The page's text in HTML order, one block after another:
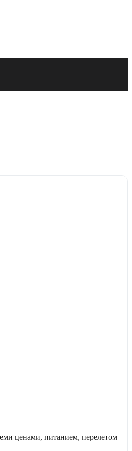
ценами, питанием, перелетом